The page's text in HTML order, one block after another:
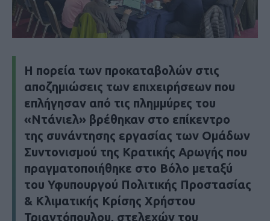
Η πορεία των προκαταβολών στις
αποζημιώσεις των επιχειρήσεων που
επλήγησαν από τις πλημμύρες του
«Ντάνιελ» βρέθηκαν στο επίκεντρο
της συνάντησης εργασίας των Ομάδων
Συντονισμού της Κρατικής Αρωγής που
πραγματοποιήθηκε στο Βόλο μεταξύ
του Υφυπουργού Πολιτικής Προστασίας
& Κλιματικής Κρίσης Χρήστου
Τριαντόπουλου, στελεχών του